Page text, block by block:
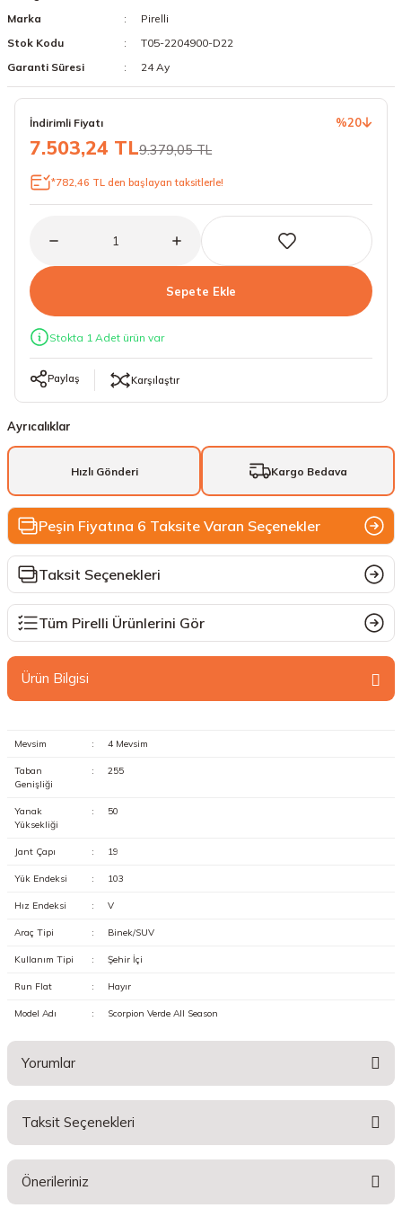
24 Lastikler
Marka
Pirelli
Stok Kodu
T05-2204900-D22
Garanti Süresi
24 Ay
İndirimli Fiyatı %20
7.503,24 TL9.379,05 TL
*782,46 TL den başlayan taksitlerle!
Sepete Ekle
Stokta 1 Adet ürün var
Paylaş Karşılaştır
Ayrıcalıklar
Hızlı Gönderi Kargo Bedava
Peşin Fiyatına 6 Taksite Varan Seçenekler
Taksit Seçenekleri
Tüm Pirelli Ürünlerini Gör
Ürün Bilgisi
Mevsim : 4 Mevsim
Taban
Genişliği
: 255
Yanak
Yüksekliği
: 50
Jant Çapı : 19
Yük Endeksi : 103
Hız Endeksi : V
Araç Tipi : Binek/SUV
Kullanım Tipi : Şehir İçi
Run Flat : Hayır
Model Adı : Scorpion Verde All Season
Yorumlar
Taksit Seçenekleri
Önerileriniz